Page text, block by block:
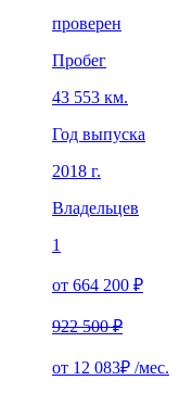
проверен
Пробег
43 553 км.
Год выпуска
2018 г.
Владельцев
1
от 664 200 ₽
922 500 ₽
от 12 083₽ /мес.